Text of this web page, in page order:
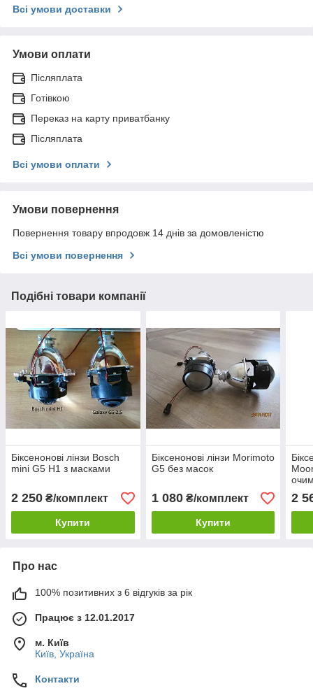
Всі умови доставки
Умови оплати
Післяплата
Готівкою
Переказ на карту приватбанку
Післяплата
Всі умови оплати
Умови повернення
Повернення товару впродовж 14 днів за домовленістю
Всі умови повернення
Подібні товари компанії
Біксенонові лінзи Bosch
mini G5 H1 з масками
2 250 ₴/комплект
Купити
Біксенонові лінзи Morimoto
G5 без масок
1 080₴/комплект
Купити
2
Про нас
100% позитивних з 6 відгуків за рік
Працює з 12.01.2017
м. Київ
Київ, Україна
Контакти